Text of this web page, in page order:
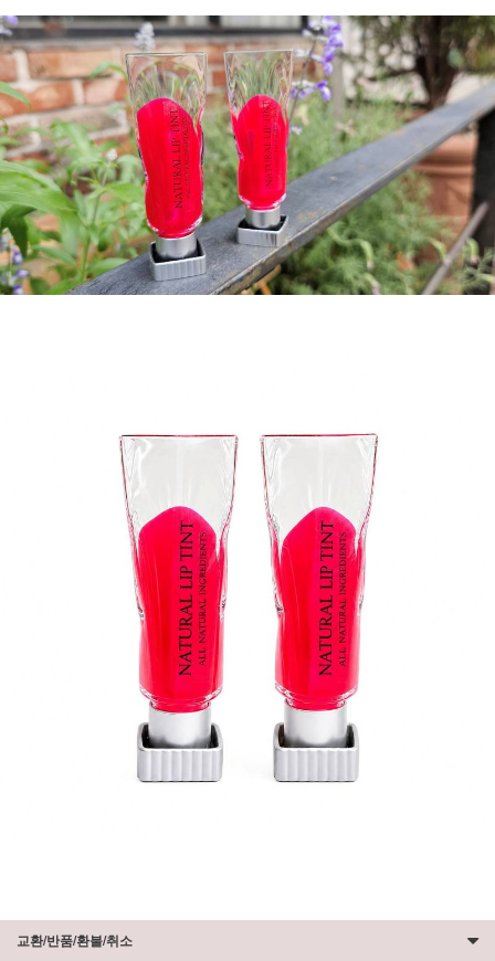
교환/반품/환불/취소